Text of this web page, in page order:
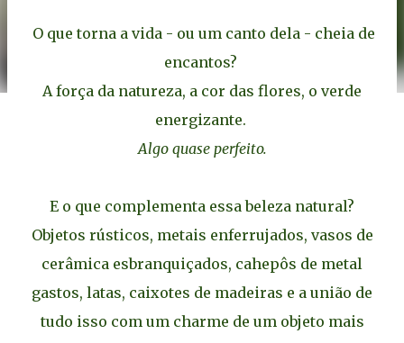
O que torna a vida - ou um canto dela - cheia de
encantos?
A força da natureza, a cor das flores, o verde
energizante.
Algo quase perfeito.
E o que complementa essa beleza natural?
Objetos rústicos, metais enferrujados, vasos de
cerâmica esbranquiçados, cahepôs de metal
gastos, latas, caixotes de madeiras e a união de
tudo isso com um charme de um objeto mais